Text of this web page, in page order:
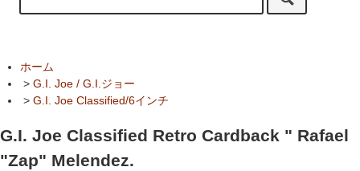
ホーム
> G.I. Joe / G.I.ジョー
> G.I. Joe Classified/6インチ
G.I. Joe Classified Retro Cardback " Rafael
"Zap" Melendez.